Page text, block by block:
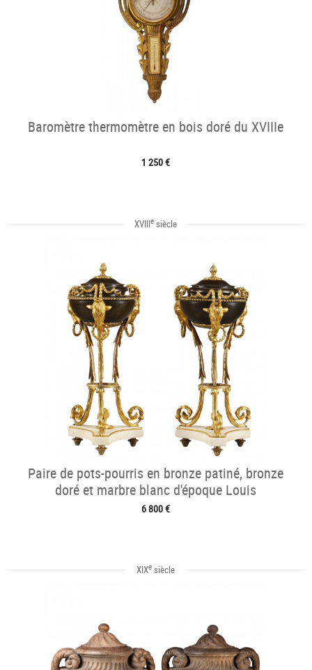
Baromètre thermomètre en bois doré du XVIIIe
1 250 €
XVIIIe siècle
Paire de pots-pourris en bronze patiné, bronze
doré et marbre blanc d'époque Louis
6 800 €
XIXe siècle